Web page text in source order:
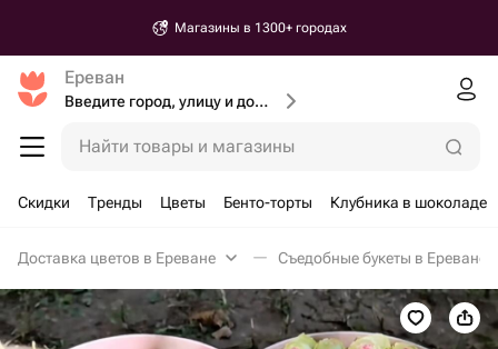
Магазины в 1300+ городах
Ереван
Введите город, улицу и дом доставки
Найти товары и магазины
Скидки Тренды Цветы Бенто-торты Клубника в шоколаде
Доставка цветов в Ереване Съедобные букеты в Ереване